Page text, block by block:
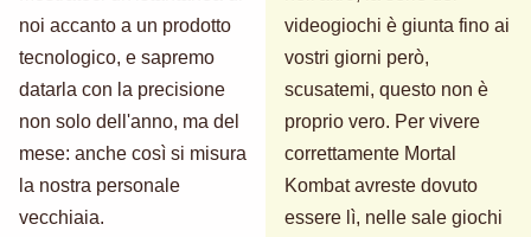
noi accanto a un prodotto
tecnologico, e sapremo
datarla con la precisione
non solo dell'anno, ma del
mese: anche così si misura
la nostra personale
vecchiaia.
videogiochi è giunta fino ai
vostri giorni però,
scusatemi, questo non è
proprio vero. Per vivere
correttamente Mortal
Kombat avreste dovuto
essere lì, nelle sale giochi